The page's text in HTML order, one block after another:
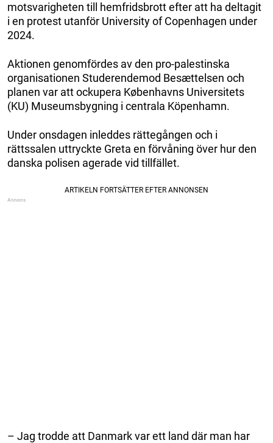
motsvarigheten till hemfridsbrott efter att ha deltagit
i en protest utanför University of Copenhagen under
2024.
Aktionen genomfördes av den pro-palestinska
organisationen Studerendemod Besættelsen och
planen var att ockupera Københavns Universitets
(KU) Museumsbygning i centrala Köpenhamn.
Under onsdagen inleddes rättegången och i
rättssalen uttryckte Greta en förvåning över hur den
danska polisen agerade vid tillfället.
– Jag trodde att Danmark var ett land där man har